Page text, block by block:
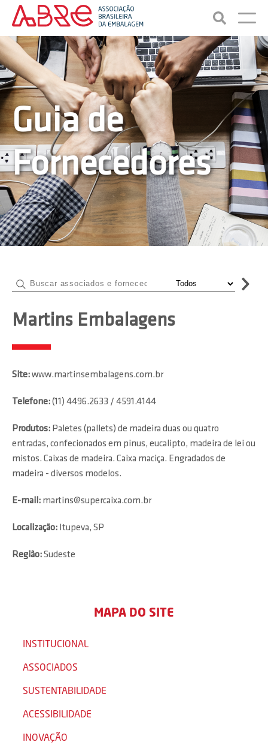
Guia de
Fornecedores
Martins Embalagens
Site:www.martinsembalagens.com.br
Telefone:(11) 4496.2633 / 4591.4144
Produtos: Paletes (pallets) de madeira duas ou quatro
entradas, confecionados em pinus, eucalipto, madeira de lei ou
mistos. Caixas de madeira. Caixa maciça. Engradados de
madeira - diversos modelos.
E-mail: martins@supercaixa.com.br
Localização: Itupeva, SP
Região:Sudeste
MAPA DO SITE
INSTITUCIONAL
ASSOCIADOS
SUSTENTABILIDADE
ACESSIBILIDADE
INOVAÇÃO